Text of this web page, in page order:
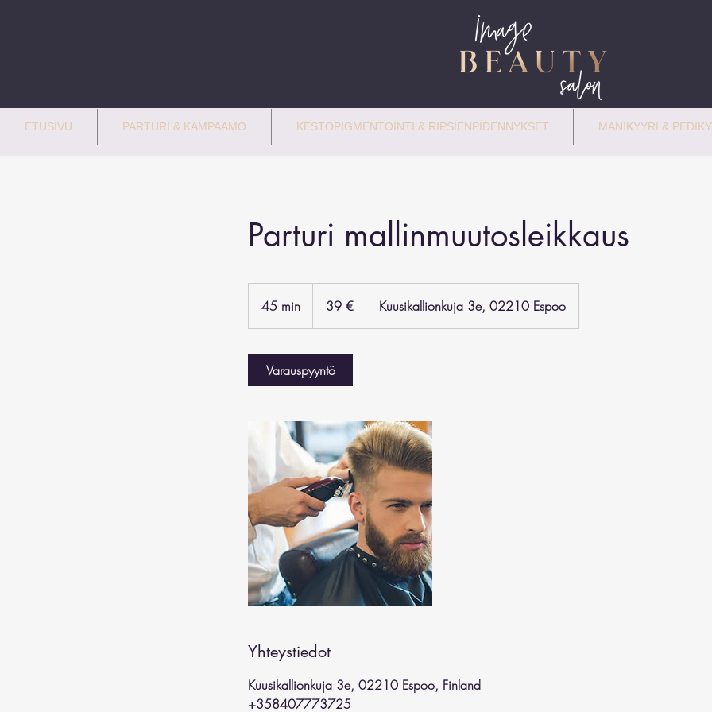
ETUSIVU PARTURI & KAMPAAMO KESTOPIGMENTOINTI & RIPSIENPIDENNYKSET MANIKYYRI &
Parturi mallinmuutosleikkaus
45 min
5
n
39 € Kuusikallionkuja 3e, 02210 Espoo
Varauspyyntö
Yhteystiedot
Kuusikallionkuja 3e, 02210 Espoo, Finland
+358407773725